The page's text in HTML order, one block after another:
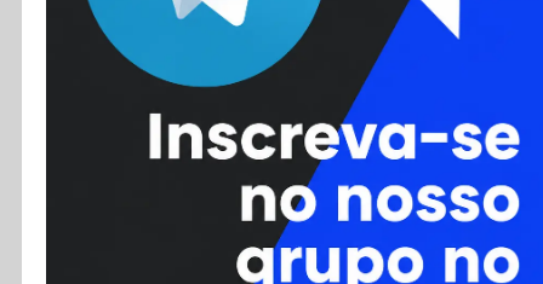
Colaboradores
Cursos
Enviar Dica